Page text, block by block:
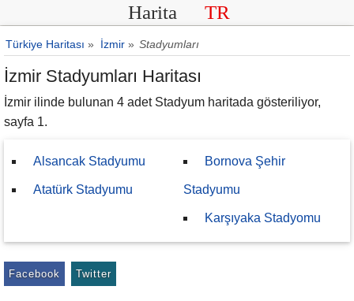
Harita TR
Türkiye Haritası » İzmir » Stadyumları
İzmir Stadyumları Haritası
İzmir ilinde bulunan 4 adet Stadyum haritada gösteriliyor,
sayfa 1.
Alsancak Stadyumu
Atatürk Stadyumu
Bornova Şehir
Stadyumu
Karşıyaka Stadyomu
Facebook Twitter